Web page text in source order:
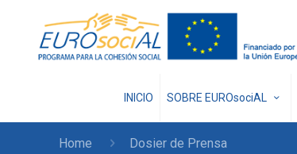
INICIO SOBRE EUROsociAL
Home Dosier de Prensa